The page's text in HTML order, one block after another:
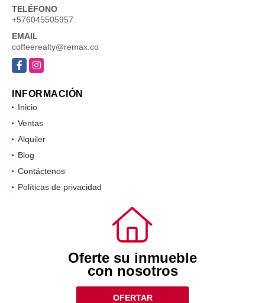
3173643811
TELÉFONO
+576045505957
EMAIL
coffeerealty@remax.co
INFORMACIÓN
Inicio
Ventas
Alquiler
Blog
Contáctenos
Oferte su inmueble
con nosotros